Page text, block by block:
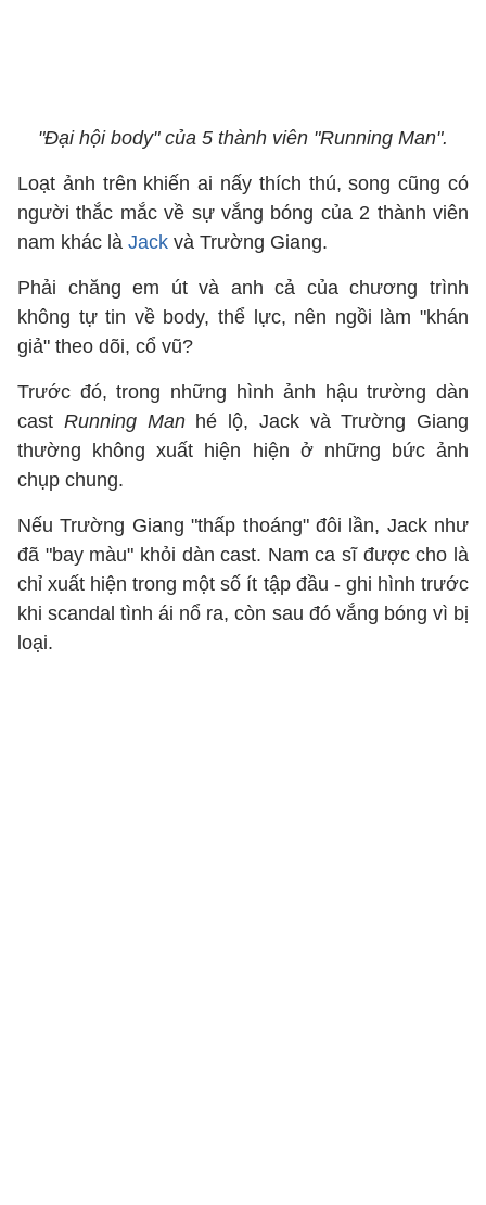
"Đại hội body" của 5 thành viên "Running Man".
Loạt ảnh trên khiến ai nấy thích thú, song cũng có
người thắc mắc về sự vắng bóng của 2 thành viên
nam khác là Jack và Trường Giang.
Phải chăng em út và anh cả của chương trình
không tự tin về body, thể lực, nên ngồi làm "khán
giả" theo dõi, cổ vũ?
Trước đó, trong những hình ảnh hậu trường dàn
cast Running Manhé lộ, Jack và Trường Giang
thường không xuất hiện hiện ở những bức ảnh
chụp chung.
Nếu Trường Giang "thấp thoáng" đôi lần, Jack như
đã "bay màu" khỏi dàn cast. Nam ca sĩ được cho là
chỉ xuất hiện trong một số ít tập đầu - ghi hình trước
khi scandal tình ái nổ ra, còn sau đó vắng bóng vì bị
loại.